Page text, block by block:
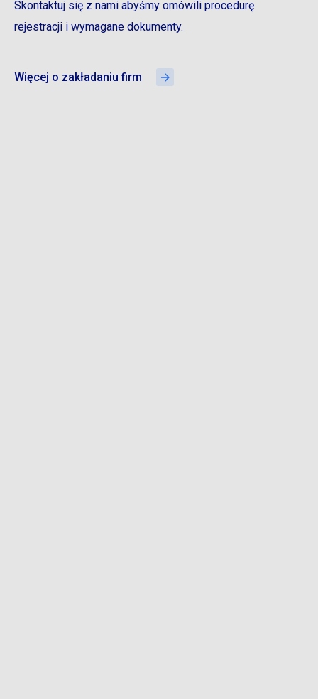
Skontaktuj się z nami abyśmy omówili procedurę
rejestracji i wymagane dokumenty.
Więcej o zakładaniu firm